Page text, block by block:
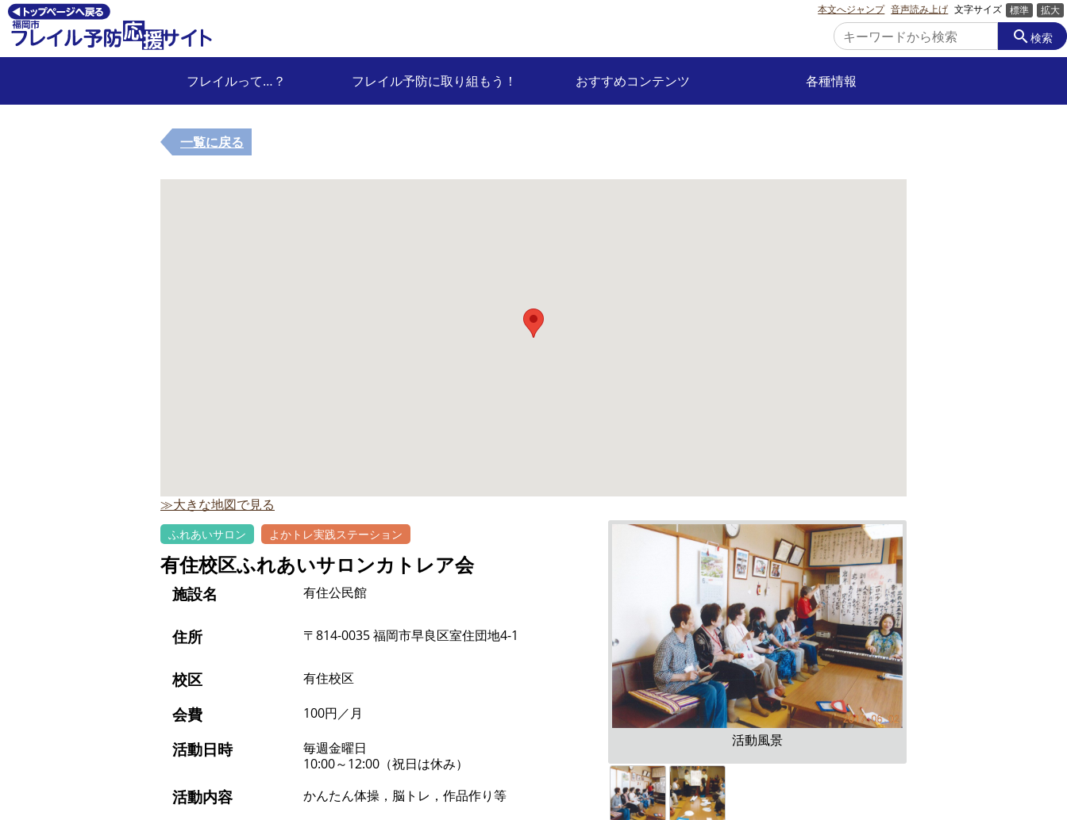
本文へジャンプ 音声読み上げ 文字サイズ 標準 拡大
search検索
フレイルって…？ フレイル予防に取り組もう！ おすすめコンテンツ 各種情報
一覧に戻る
≫大きな地図で見る
ふれあいサロン よかトレ実践ステーション
有住校区ふれあいサロンカトレア会
施設名 有住公民館
住所 〒814-0035 福岡市早良区室住団地4-1
校区 有住校区
会費 100円／月
活動日時
毎週金曜日
10:00～12:00（祝日は休み）
活動内容 かんたん体操，脳トレ，作品作り等
活動風景